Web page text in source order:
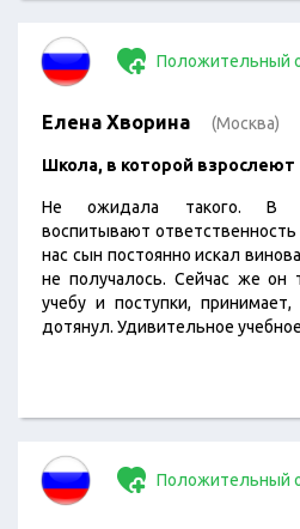
Положительный
Елена Хворина (Москва)
Школа, в которой взрослеют
Не ожидала такого. В
воспитывают
нас сын постоянно искал
не получалось. Сейчас же он
учебу и поступки,
дотянул. Удивительное
Положительный